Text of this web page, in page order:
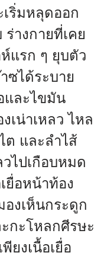
ริ่มหลุดออก
างกายที่เคย
แรก ๆ ยุบตัว
ซได้ระบาย
และไขมัน
เน่าเหลว ไหล
ต และลำไส้
ไปเกือบหมด
ยื่อหน้าท้อง
งเห็นกระดูก
กะโหลกศีรษะ
ยงเนื้อเยื่อ